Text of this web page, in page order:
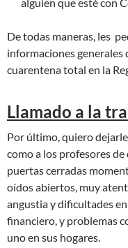
De todas maneras, les
informaciones generales
cuarentena total en la
Llamado a la
Por último, quiero
como a los profesores
puertas cerradas
oídos abiertos, muy
angustia y dificultades
financiero, y problemas
uno en sus hogares.